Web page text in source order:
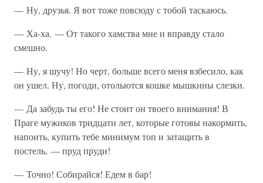
— Ну, друзья. Я вот тоже повсюду с тобой таскаюсь.
— Ха-ха. — От такого хамства мне и вправду стало
смешно.
— Ну, я шучу! Но черт, больше всего меня взбесило, как
он ушел. Ну, погоди, отольются кошке мышкины слезки.
— Да забудь ты его! Не стоит он твоего внимания! В
Праге мужиков тридцати лет, которые готовы накормить,
напоить, купить тебе минимум топ и затащить в
постель, — пруд пруди!
— Точно! Собирайся! Едем в бар!